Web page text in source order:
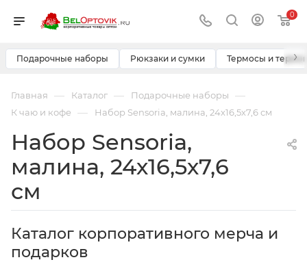
0
Подарочные наборы Рюкзаки и сумки Термосы и ›
Главная — Каталог — Подарочные наборы —
К чаю и кофе — Набор Sensoria, малина, 24х16,5х7,6 см
Набор Sensoria,
малина, 24х16,5х7,6
см
Каталог корпоративного мерча и
подарков